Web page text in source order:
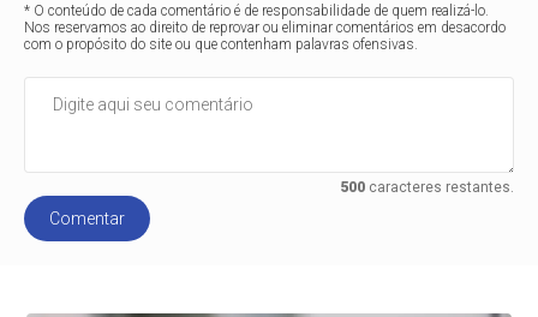
* O conteúdo de cada comentário é de responsabilidade de quem realizá-lo.
Nos reservamos ao direito de reprovar ou eliminar comentários em desacordo
com o propósito do site ou que contenham palavras ofensivas.
500caracteres restantes.
Comentar